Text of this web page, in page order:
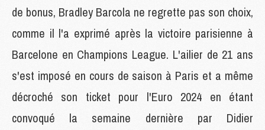
de bonus, Bradley Barcola ne regrette pas son choix,
comme il l'a exprimé après la victoire parisienne à
Barcelone en Champions League. L'ailier de 21 ans
s'est imposé en cours de saison à Paris et a même
décroché son ticket pour l'Euro 2024 en étant
convoqué la semaine dernière par Didier